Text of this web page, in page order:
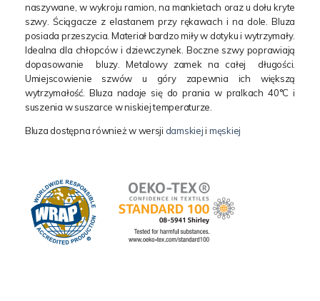
naszywane, w wykroju ramion, na mankietach oraz u dołu kryte
szwy. Ściągacze z elastanem przy rękawach i na dole. Bluza
posiada przeszycia. Materiał bardzo miły w dotyku i wytrzymały.
Idealna dla chłopców i dziewczynek. Boczne szwy poprawiają
dopasowanie bluzy. Metalowy zamek na całej długości.
Umiejscowienie szwów u góry zapewnia ich większą
wytrzymałość. Bluza nadaje się do prania w pralkach 40°C i
suszenia w suszarce w niskiej temperaturze.
Bluza dostępna również w wersji damskieji męskiej